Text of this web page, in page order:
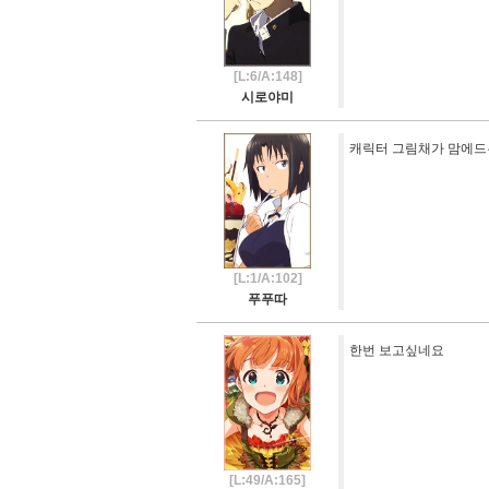
[L:6/A:148]
시로야미
[L:1/A:102]
푸푸따
캐릭터 그림채가 맘에
[L:49/A:165]
한번 보고싶네요